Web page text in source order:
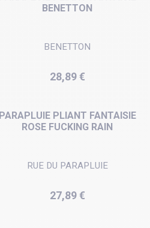
BENETTON
BENETTON
Prix
28,89 €
PARAPLUIE PLIANT FANTAISIE
ROSE FUCKING RAIN
RUE DU PARAPLUIE
Prix
27,89 €